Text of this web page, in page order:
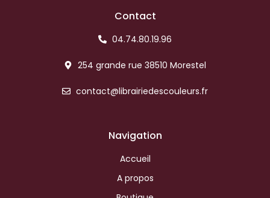
Contact
04.74.80.19.96
254 grande rue 38510 Morestel
contact@librairiedescouleurs.fr
Navigation
Accueil
A propos